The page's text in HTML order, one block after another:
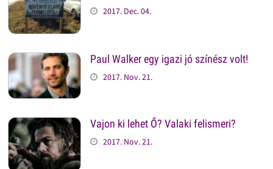
2017. Dec. 04.
Paul Walker egy igazi jó színész volt!
2017. Nov. 21.
Vajon ki lehet Ő? Valaki felismeri?
2017. Nov. 21.